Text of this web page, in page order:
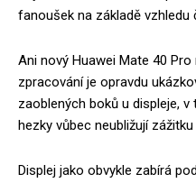
fanoušek na základě
Ani nový Huawei Mate 40
zpracování je opravdu
zaoblených boků u displeje,
hezky vůbec neubližují
Displej jako obvykle zabírá